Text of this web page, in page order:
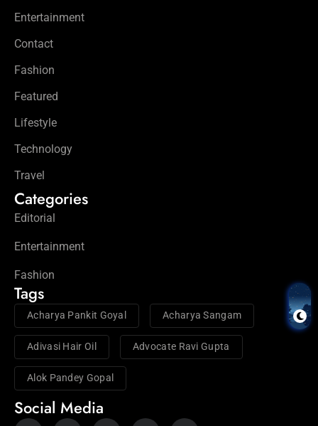
Entertainment
Contact
Fashion
Featured
Lifestyle
Technology
Travel
Categories
Editorial
Entertainment
Fashion
Tags
Acharya Pankit Goyal Acharya Sangam
Adivasi Hair Oil Advocate Ravi Gupta
Alok Pandey Gopal
Social Media